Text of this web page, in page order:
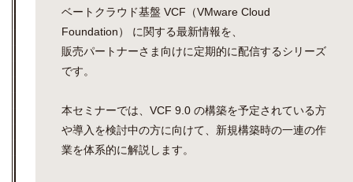
ベートクラウド基盤 VCF（VMware Cloud
Foundation） に関する最新情報を、
販売パートナーさま向けに定期的に配信するシリーズ
です。
本セミナーでは、VCF 9.0 の構築を予定されている方
や導入を検討中の方に向けて、新規構築時の一連の作
業を体系的に解説します。